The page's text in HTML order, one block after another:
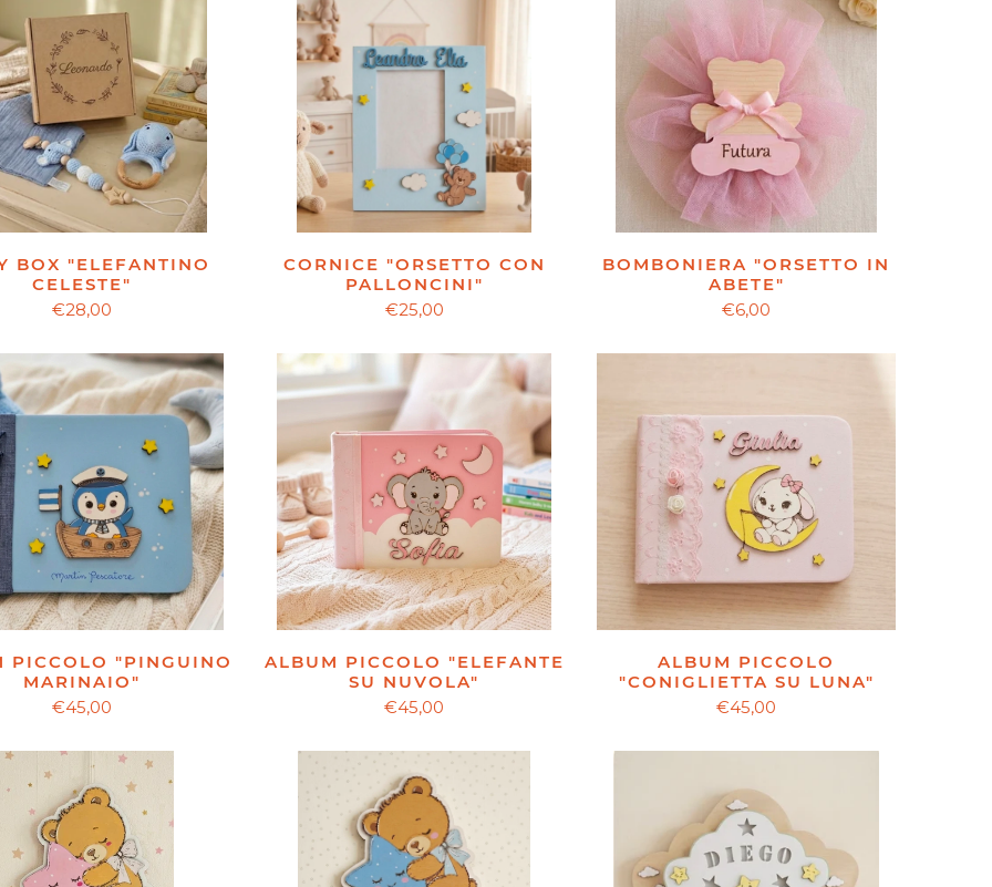
BOX "ELEFANTINO
CELESTE"
€28,00
CORNICE "ORSETTO CON
PALLONCINI"
€25,00
BOMBONIERA "ORSETTO IN
ABETE"
€6,00
PICCOLO "PINGUINO
MARINAIO"
€45,00
ALBUM PICCOLO "ELEFANTE
SU NUVOLA"
€45,00
ALBUM PICCOLO
"CONIGLIETTA SU LUNA"
€45,00